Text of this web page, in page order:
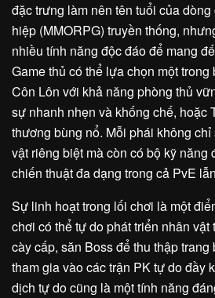
đặc trưng làm nên tên tuổi của
hiệp (MMORPG) truyền thống,
nhiều tính năng độc đáo để mang
Game thủ có thể lựa chọn một
Côn Lôn với khả năng phòng thủ
sự nhanh nhẹn và khống chế, hoặc
thương bùng nổ. Mỗi phái không
vật riêng biệt mà còn có bộ kỹ năng
chiến thuật đa dạng trong cả PvE
Sự linh hoạt trong lối chơi là một
chơi có thể tự do phát triển nhân
cày cấp, săn Boss để thu thập
tham gia vào các trận PK tự do đầy
dịch tự do cũng là một tính năng